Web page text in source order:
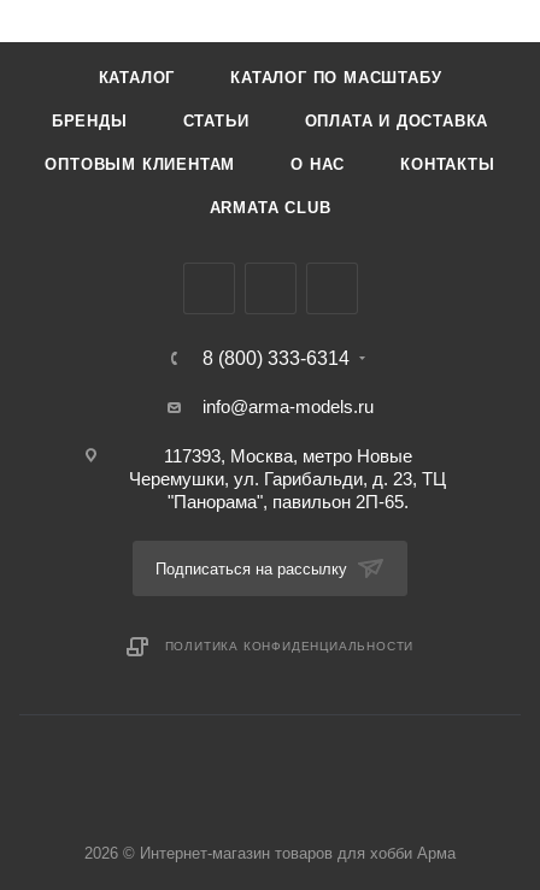
КАТАЛОГ КАТАЛОГ ПО МАСШТАБУ
БРЕНДЫ СТАТЬИ ОПЛАТА И ДОСТАВКА
ОПТОВЫМ КЛИЕНТАМ О НАС КОНТАКТЫ
ARMATA CLUB
8 (800) 333-6314
info@arma-models.ru
117393, Москва, метро Новые
Черемушки, ул. Гарибальди, д. 23, ТЦ
"Панорама", павильон 2П-65.
Подписаться на рассылку
ПОЛИТИКА КОНФИДЕНЦИАЛЬНОСТИ
2026 © Интернет-магазин товаров для хобби Арма